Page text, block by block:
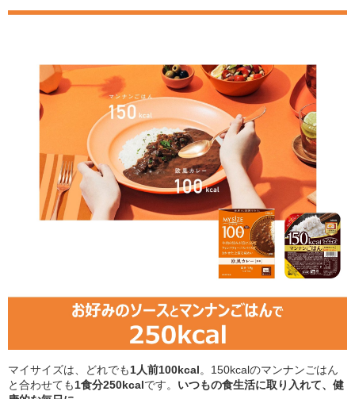
マイサイズは、どれでも1人前100kcal。150kcalのマンナンごはん
と合わせても1食分250kcalです。 いつもの食生活に取り入れて、健